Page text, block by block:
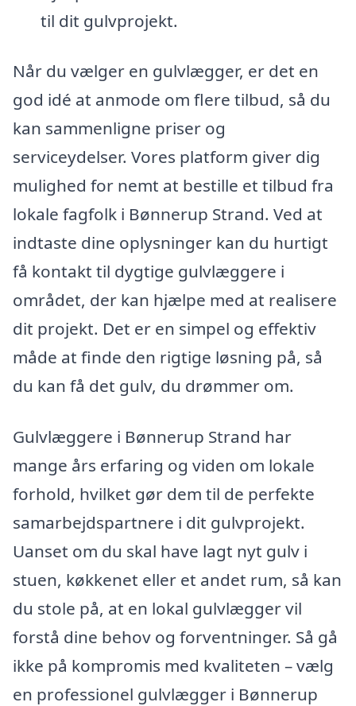
til dit gulvprojekt.
Når du vælger en gulvlægger, er det en
god idé at anmode om flere tilbud, så du
kan sammenligne priser og
serviceydelser. Vores platform giver dig
mulighed for nemt at bestille et tilbud fra
lokale fagfolk i Bønnerup Strand. Ved at
indtaste dine oplysninger kan du hurtigt
få kontakt til dygtige gulvlæggere i
området, der kan hjælpe med at realisere
dit projekt. Det er en simpel og effektiv
måde at finde den rigtige løsning på, så
du kan få det gulv, du drømmer om.
Gulvlæggere i Bønnerup Strand har
mange års erfaring og viden om lokale
forhold, hvilket gør dem til de perfekte
samarbejdspartnere i dit gulvprojekt.
Uanset om du skal have lagt nyt gulv i
stuen, køkkenet eller et andet rum, så kan
du stole på, at en lokal gulvlægger vil
forstå dine behov og forventninger. Så gå
ikke på kompromis med kvaliteten – vælg
en professionel gulvlægger i Bønnerup